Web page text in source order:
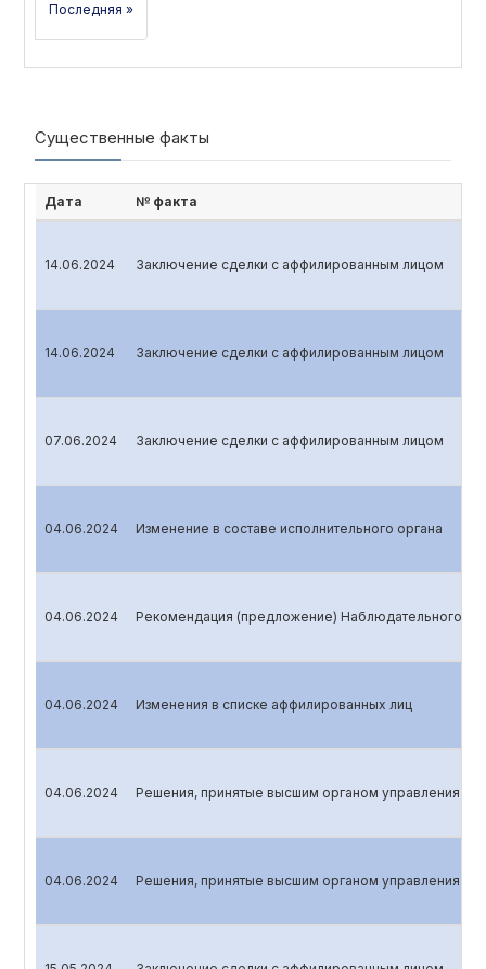
Последняя »
Существенные факты
Дата № факта
14.06.2024 Заключение сделки с аффилированным лицом
14.06.2024 Заключение сделки с аффилированным лицом
07.06.2024 Заключение сделки с аффилированным лицом
04.06.2024 Изменение в составе исполнительного органа
04.06.2024 Рекомендация (предложение) Наблюдательного
04.06.2024 Изменения в списке аффилированных лиц
04.06.2024 Решения, принятые высшим органом управления
04.06.2024 Решения, принятые высшим органом управления